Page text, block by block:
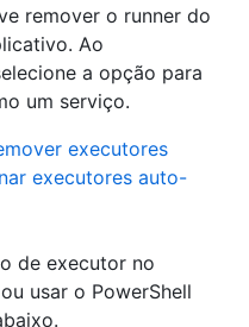
remover o runner do
Ao
a opção para
um serviço.
executores
executores auto-
de executor no
usar o PowerShell